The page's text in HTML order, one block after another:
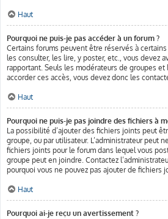
Haut
Pourquoi ne puis-je pas accéder à un forum ?
Certains forums peuvent être réservés à
les consulter, les lire, y poster, etc., vous devez
rapportant. Seuls les modérateurs de groupes
accorder ces accès, vous devez donc les
Haut
Pourquoi ne puis-je pas joindre des fichiers à
La possibilité d’ajouter des fichiers joints peut
groupe, ou par utilisateur. L’administrateur peut
fichiers joints pour le forum dans lequel vous
groupe peut en joindre. Contactez
pourquoi vous ne pouvez pas ajouter de fichiers
Haut
Pourquoi ai-je reçu un avertissement ?